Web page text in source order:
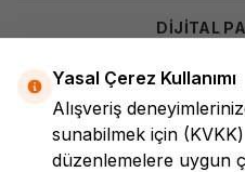
DİJİTAL
Yasal Çerez Kullanımı
Alışveriş
sunabilmek için (KVKK)
düzenlemelere uygun